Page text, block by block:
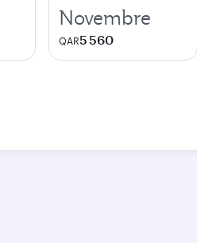
Novembre
QAR5 560